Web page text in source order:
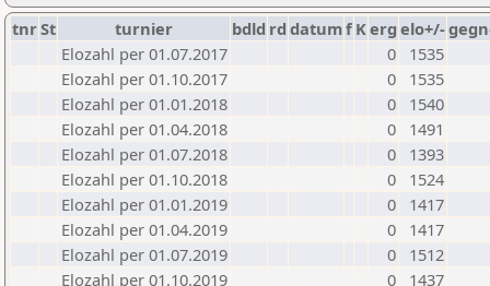
tnrSt turnier bdld rd datumf Kerg elo+/-
Elozahl per 01.07.2017
0
1535
Elozahl per 01.10.2017
0
1535
Elozahl per 01.01.2018
0
1540
Elozahl per 01.04.2018
0
1491
Elozahl per 01.07.2018
0
1393
Elozahl per 01.10.2018
0
1524
Elozahl per 01.01.2019
0
1417
Elozahl per 01.04.2019
0
1417
Elozahl per 01.07.2019
0
1512
Elozahl per 01.10.2019
0
1437